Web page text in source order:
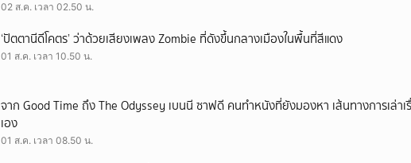
02 ส.ค. เวลา 02.50 น.
‘ปัตตานีดีโคตร’ ว่าด้วยเสียงเพลง Zombie ที่ดังขึ้นกลางเมืองในพื้นที่สีแดง
01 ส.ค. เวลา 10.50 น.
จาก Good Time ถึง The Odyssey เบนนี ซาฟดี คนทำหนังที่ยังมองหา เส้นทางการเล่า
เอง
01 ส.ค. เวลา 08.50 น.